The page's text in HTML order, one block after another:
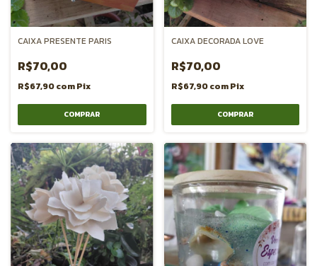
CAIXA PRESENTE PARIS
R$70,00
R$67,90comPix
CAIXA DECORADA LOVE
R$70,00
R$67,90comPix